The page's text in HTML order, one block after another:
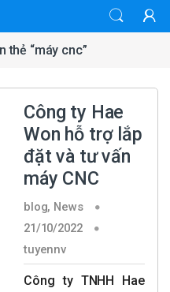
thẻ “máy cnc”
Công ty Hae
Won hỗ trợ lắp
đặt và tư vấn
máy CNC
blog, News
21/10/2022
tuyennv
Công ty TNHH Hae